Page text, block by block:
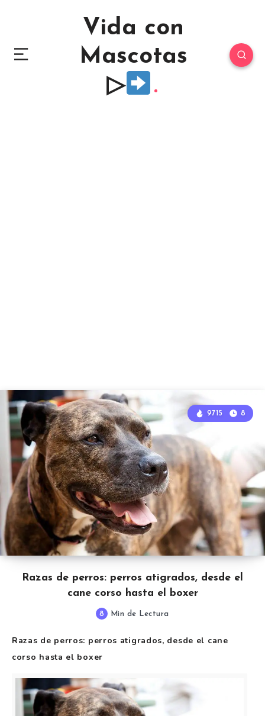
Vida con
Mascotas
▷
Razas de perros: perros atigrados, desde el
cane corso hasta el boxer
9715 8
8 Min de Lectura
Razas de perros: perros atigrados, desde el cane
corso hasta el boxer